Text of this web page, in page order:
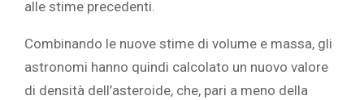
alle stime precedenti.
Combinando le nuove stime di volume e massa, gli
astronomi hanno quindi calcolato un nuovo valore
di densità dell’asteroide, che, pari a meno della